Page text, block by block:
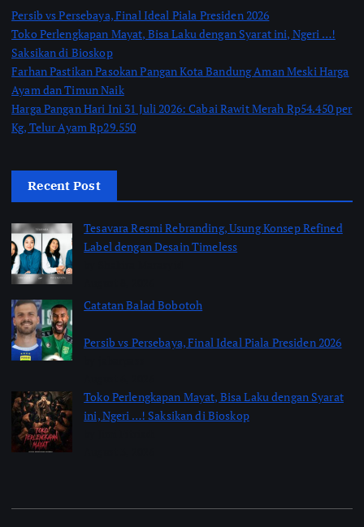
Persib vs Persebaya, Final Ideal Piala Presiden 2026
Toko Perlengkapan Mayat, Bisa Laku dengan Syarat ini, Ngeri …!
Saksikan di Bioskop
Farhan Pastikan Pasokan Pangan Kota Bandung Aman Meski Harga
Ayam dan Timun Naik
Harga Pangan Hari Ini 31 Juli 2026: Cabai Rawit Merah Rp54.450 per
Kg, Telur Ayam Rp29.550
Recent Post
Tesavara Resmi Rebranding, Usung Konsep Refined
Label dengan Desain Timeless
Catatan Balad Bobotoh
Persib vs Persebaya, Final Ideal Piala Presiden 2026
Toko Perlengkapan Mayat, Bisa Laku dengan Syarat
ini, Ngeri …! Saksikan di Bioskop